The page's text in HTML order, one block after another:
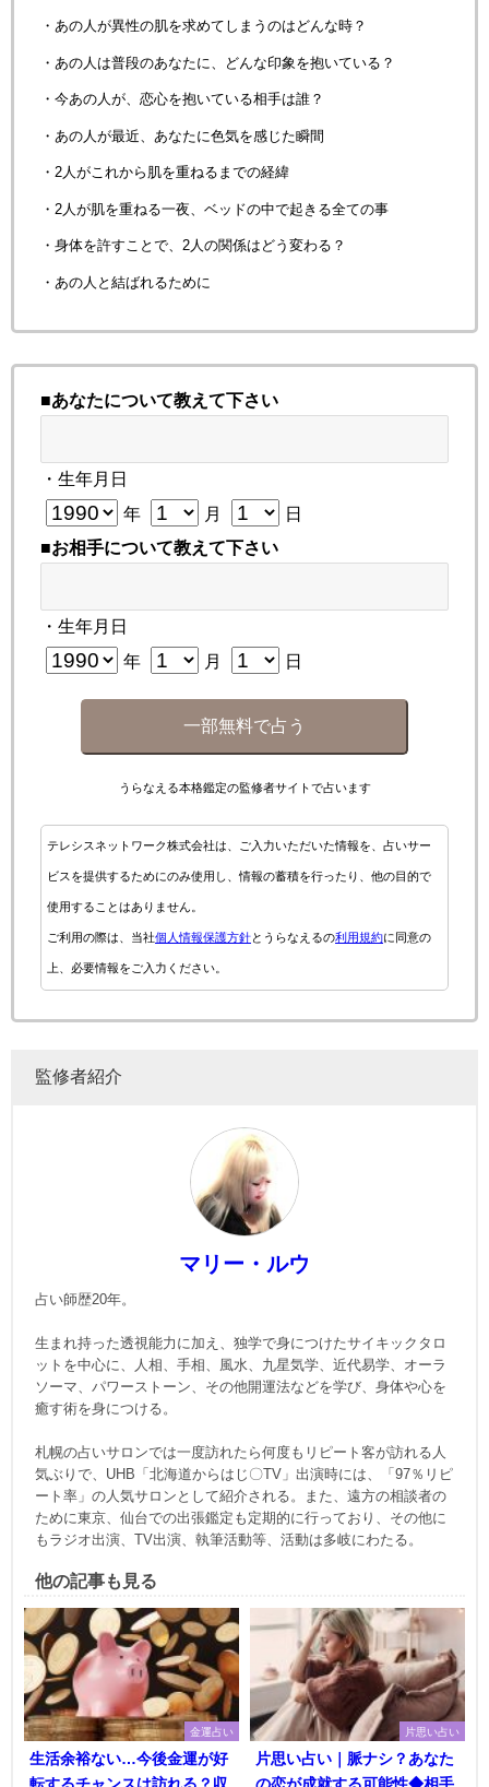
・あの人が異性の肌を求めてしまうのはどんな時？
・あの人は普段のあなたに、どんな印象を抱いている？
・今あの人が、恋心を抱いている相手は誰？
・あの人が最近、あなたに色気を感じた瞬間
・2人がこれから肌を重ねるまでの経緯
・2人が肌を重ねる一夜、ベッドの中で起きる全ての事
・身体を許すことで、2人の関係はどう変わる？
・あの人と結ばれるために
■あなたについて教えて下さい
・生年月日
年 月
日
■お相手について教えて下さい
・生年月日
年 月 日
一部無料で占う
うらなえる本格鑑定の監修者サイトで占います
テレシスネットワーク株式会社は、ご入力いただいた情報を、占いサー
ビスを提供するためにのみ使用し、情報の蓄積を行ったり、他の目的で
使用することはありません。
ご利用の際は、当社個人情報保護方針とうらなえるの利用規約に同意の
上、必要情報をご入力ください。
監修者紹介
マリー・ルウ
占い師歴20年。
生まれ持った透視能力に加え、独学で身につけたサイキックタロ
ットを中心に、人相、手相、風水、九星気学、近代易学、オーラ
ソーマ、パワーストーン、その他開運法などを学び、身体や心を
癒す術を身につける。
札幌の占いサロンでは一度訪れたら何度もリピート客が訪れる人
気ぶりで、UHB「北海道からはじ〇TV」出演時には、「97％リピ
ート率」の人気サロンとして紹介される。また、遠方の相談者の
ために東京、仙台での出張鑑定も定期的に行っており、その他に
もラジオ出演、TV出演、執筆活動等、活動は多岐にわたる。
他の記事も見る
金運占い
生活余裕ない…今後金運が好
転するチャンスは訪れる？収
片思い占い
片思い占い｜脈ナシ？あなた
の恋が成就する可能性◆相手